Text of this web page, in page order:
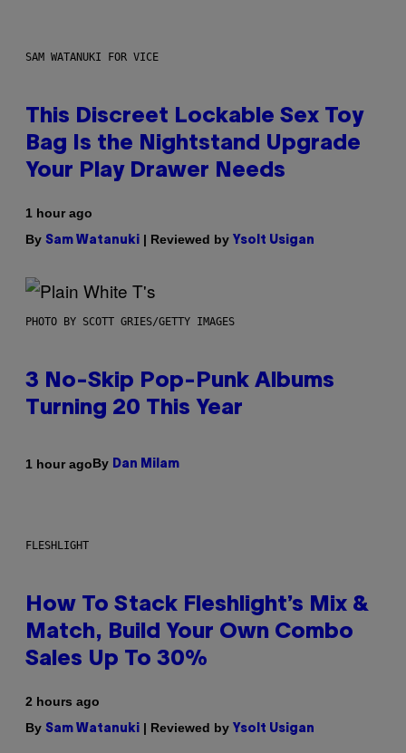
SAM WATANUKI FOR VICE
This Discreet Lockable Sex Toy
Bag Is the Nightstand Upgrade
Your Play Drawer Needs
1 hour ago
By Sam Watanuki | Reviewed by Ysolt Usigan
PHOTO BY SCOTT GRIES/GETTY IMAGES
3 No-Skip Pop-Punk Albums
Turning 20 This Year
1 hour agoBy Dan Milam
FLESHLIGHT
How To Stack Fleshlight’s Mix &
Match, Build Your Own Combo
Sales Up To 30%
2 hours ago
By Sam Watanuki | Reviewed by Ysolt Usigan